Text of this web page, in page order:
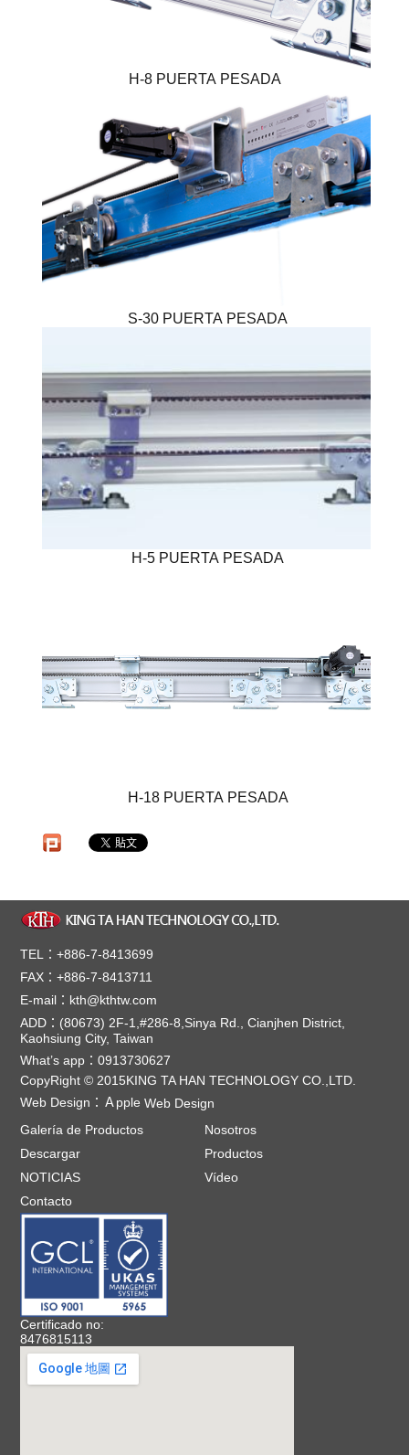
H-8 PUERTA PESADA
S-30 PUERTA PESADA
H-5 PUERTA PESADA
H-18 PUERTA PESADA
TEL：+886-7-8413699
FAX：+886-7-8413711
E-mail：kth@kthtw.com
ADD：(80673) 2F-1,#286-8,Sinya Rd., Cianjhen District,
Kaohsiung City, Taiwan
What’s app：0913730627
CopyRight © 2015KING TA HAN TECHNOLOGY CO.,LTD.
Web Design： ＡppleWeb Design
Galería de Productos
Nosotros
Descargar
Productos
NOTICIAS
Vídeo
Contacto
Certificado no:
8476815113